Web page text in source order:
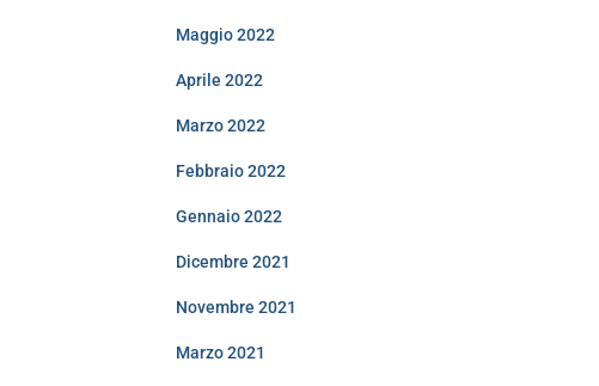
Maggio 2022
Aprile 2022
Marzo 2022
Febbraio 2022
Gennaio 2022
Dicembre 2021
Novembre 2021
Marzo 2021